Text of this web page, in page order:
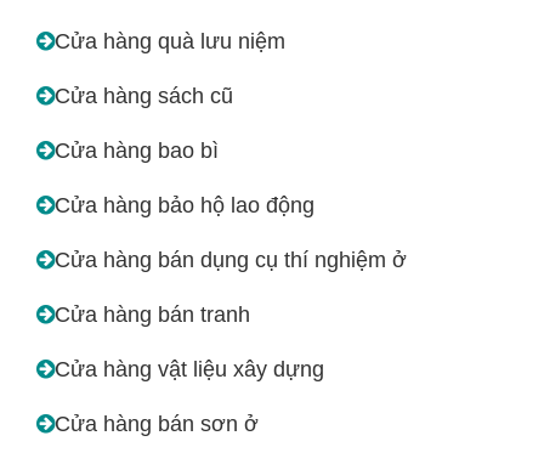
Cửa hàng quà lưu niệm
Cửa hàng sách cũ
Cửa hàng bao bì
Cửa hàng bảo hộ lao động
Cửa hàng bán dụng cụ thí nghiệm ở
Cửa hàng bán tranh
Cửa hàng vật liệu xây dựng
Cửa hàng bán sơn ở